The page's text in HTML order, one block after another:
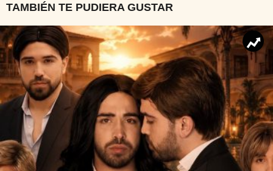
TAMBIÉN TE PUDIERA GUSTAR